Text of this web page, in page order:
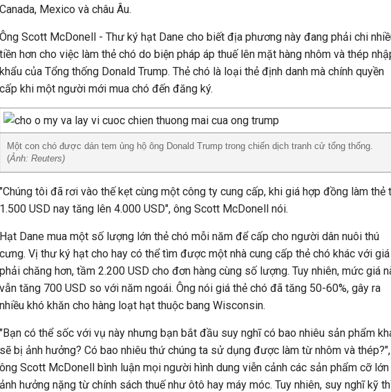
Canada, Mexico và châu Âu.
Ông Scott McDonell - Thư ký hạt Dane cho biết địa phương này đang phải chi
tiền hơn cho việc làm thẻ chó do biện pháp áp thuế lên mặt hàng nhôm và thép
khẩu của Tổng thống Donald Trump. Thẻ chó là loại thẻ định danh mà chính quyền
cấp khi một người mới mua chó đến đăng ký.
Một con chó được dán tem ủng hộ ông Donald Trump trong chiến dịch tranh cử tổng thống.
(Ảnh: Reuters)
"Chúng tôi đã rơi vào thế kẹt cùng một công ty cung cấp, khi giá hợp đồng làm thẻ
1.500 USD nay tăng lên 4.000 USD", ông Scott McDonell nói.
Hạt Dane mua một số lượng lớn thẻ chó mỗi năm để cấp cho người dân nuôi thú
cưng. Vị thư ký hạt cho hay có thể tìm được một nhà cung cấp thẻ chó khác với giá
phải chăng hơn, tầm 2.200 USD cho đơn hàng cùng số lượng. Tuy nhiên, mức giá
vẫn tăng 700 USD so với năm ngoái. Ông nói giá thẻ chó đã tăng 50-60%, gây ra
nhiều khó khăn cho hàng loạt hạt thuộc bang Wisconsin.
"Bạn có thể sốc với vụ này nhưng bạn bắt đầu suy nghĩ có bao nhiêu sản phẩm
sẽ bị ảnh hưởng? Có bao nhiêu thứ chúng ta sử dụng được làm từ nhôm và thép?",
ông Scott McDonell bình luận mọi người hình dung viễn cảnh các sản phẩm cỡ lớn
ảnh hưởng nặng từ chính sách thuế như ôtô hay máy móc. Tuy nhiên, suy nghĩ kỹ